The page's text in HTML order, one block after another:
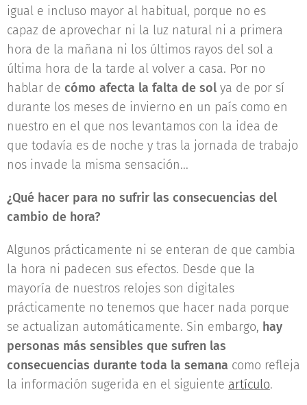
igual e incluso mayor al habitual, porque no es
capaz de aprovechar ni la luz natural ni a primera
hora de la mañana ni los últimos rayos del sol a
última hora de la tarde al volver a casa. Por no
hablar de cómo afecta la falta de sol ya de por sí
durante los meses de invierno en un país como en
nuestro en el que nos levantamos con la idea de
que todavía es de noche y tras la jornada de trabajo
nos invade la misma sensación...
¿Qué hacer para no sufrir las consecuencias del
cambio de hora?
Algunos prácticamente ni se enteran de que cambia
la hora ni padecen sus efectos. Desde que la
mayoría de nuestros relojes son digitales
prácticamente no tenemos que hacer nada porque
se actualizan automáticamente. Sin embargo, hay
personas más sensibles que sufren las
consecuencias durante toda la semana como refleja
la información sugerida en el siguiente artículo.